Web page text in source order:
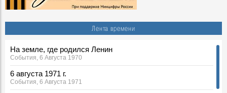
Лента времени
На земле, где родился Ленин
События, 6 Августа 1970
6 августа 1971 г.
События, 6 Августа 1971